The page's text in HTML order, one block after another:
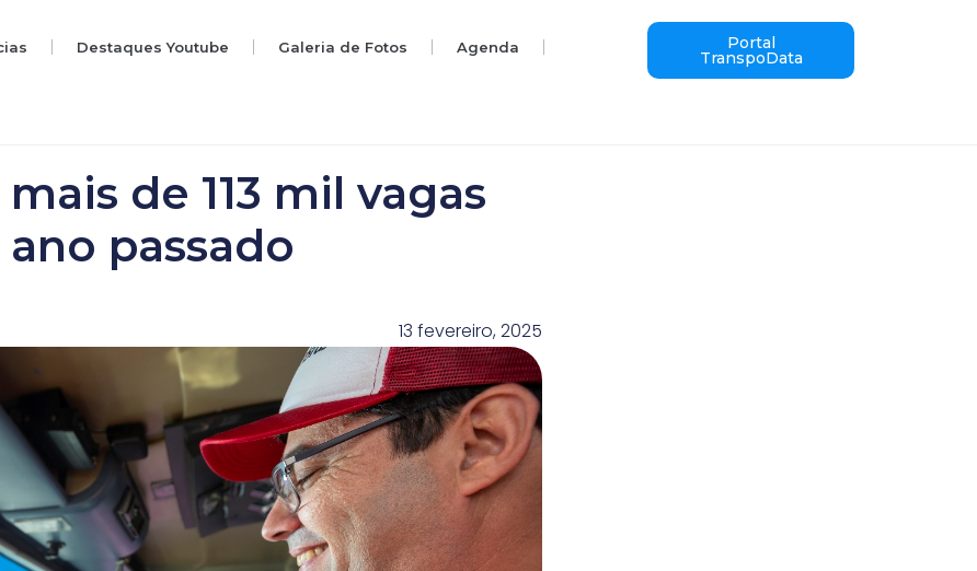
Destaques Youtube Galeria de Fotos Agenda Portal
TranspoData
de 113 mil vagas
passado
13 fevereiro, 2025